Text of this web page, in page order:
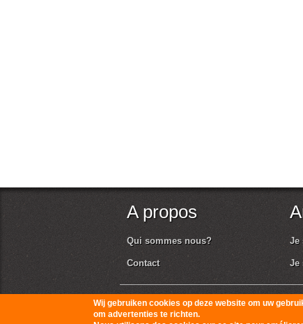
A propos
Qui sommes nous?
Contact
Je
Je
© Autolive 2010-2026Conditions
Wij gebruiken cookies op deze website om uw
om advertenties te richten.